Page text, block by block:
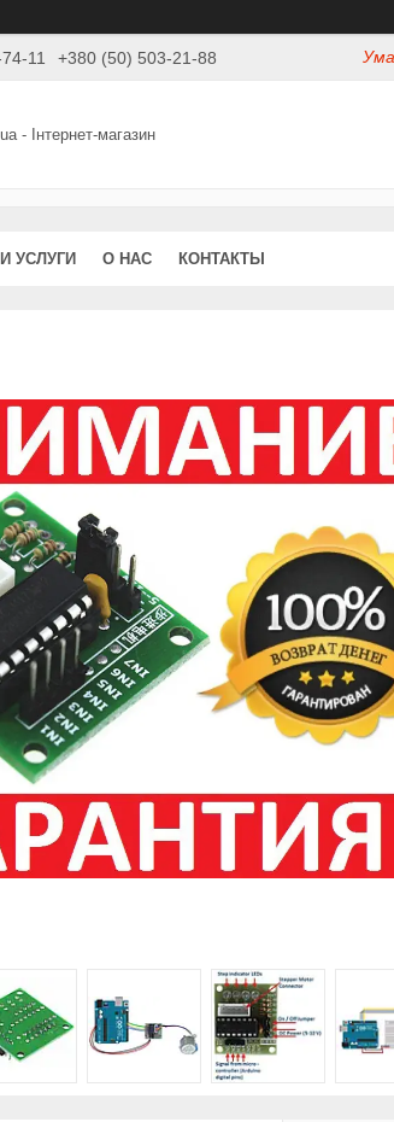
11 +380 (50) 503-21-88
- Інтернет-магазин
УСЛУГИ О НАС КОНТАКТЫ